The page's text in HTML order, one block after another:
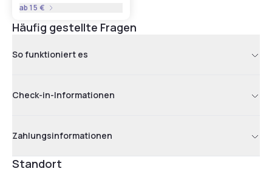
ab15 €
Häufig gestellte Fragen
So funktioniert es
Check-in-Informationen
Zahlungsinformationen
Standort